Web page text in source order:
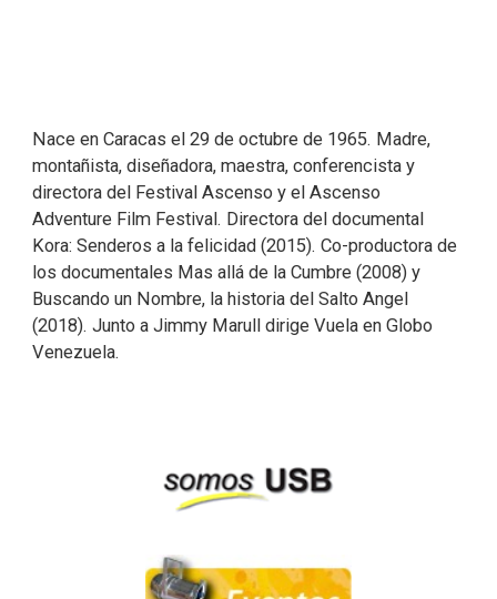
Nace en Caracas el 29 de octubre de 1965. Madre,
montañista, diseñadora, maestra, conferencista y
directora del Festival Ascenso y el Ascenso
Adventure Film Festival. Directora del documental
Kora: Senderos a la felicidad (2015). Co-productora de
los documentales Mas allá de la Cumbre (2008) y
Buscando un Nombre, la historia del Salto Angel
(2018). Junto a Jimmy Marull dirige Vuela en Globo
Venezuela.